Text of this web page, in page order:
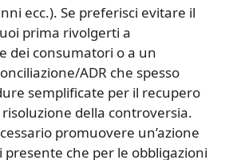
ecc.). Se preferisci evitare il
prima rivolgerti a
dei consumatori o a un
ADR che spesso
semplificate per il recupero
della controversia.
promuovere un’azione
presente che per le obbligazioni